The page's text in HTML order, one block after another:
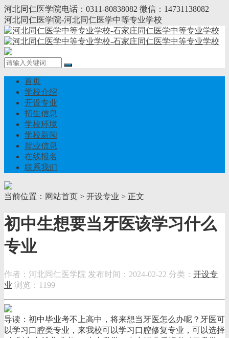
河北同仁医学院电话：0311-80838082 微信：14731138082
河北同仁医学院-河北同仁医学中等专业学校
首页
学校介绍
开设专业
招生信息
学校环境
学校新闻
就业信息
在线报名
联系我们
当前位置： 网站首页 > 开设专业 > 正文
初中生想要当牙医该学习什么
专业
作者：河北同仁医学院 发布时间：2024-02-22 分类： 开设专
业 浏览：1199
导读：初中毕业考不上高中，将来想当牙医怎么办呢？牙医可
以学习口腔类专业，来我校可以学习口腔修复专业，可以选择